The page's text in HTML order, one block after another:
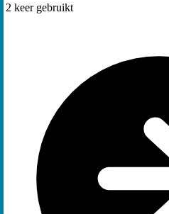
2 keer gebruikt